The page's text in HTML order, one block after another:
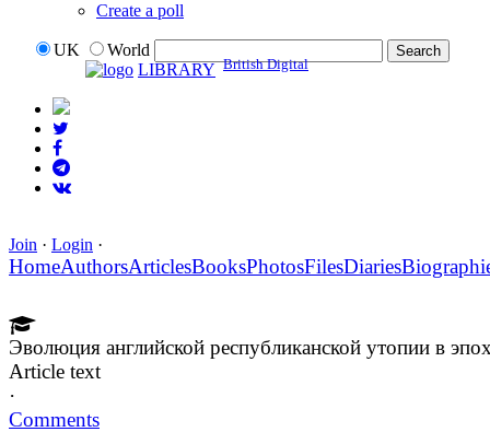
Create a poll
UK
World
LIBRARY British Digital
Join · Login ·
HomeAuthorsArticlesBooksPhotosFilesDiaries
Эволюция английской республиканской утопии в
Article text
·
Comments